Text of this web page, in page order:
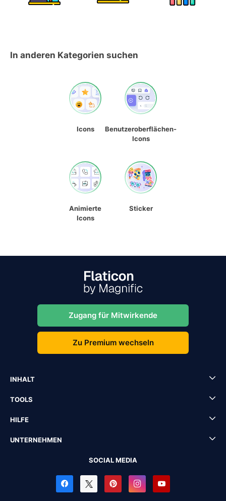
In anderen Kategorien suchen
Icons
Benutzeroberflächen-
Icons
Animierte
Icons
Sticker
Zugang für Mitwirkende
Zu Premium wechseln
INHALT
TOOLS
HILFE
UNTERNEHMEN
SOCIAL MEDIA